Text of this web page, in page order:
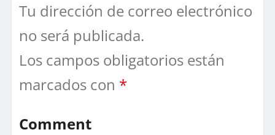
Tu dirección de correo electrónico
no será publicada.
Los campos obligatorios están
marcados con *
Comment